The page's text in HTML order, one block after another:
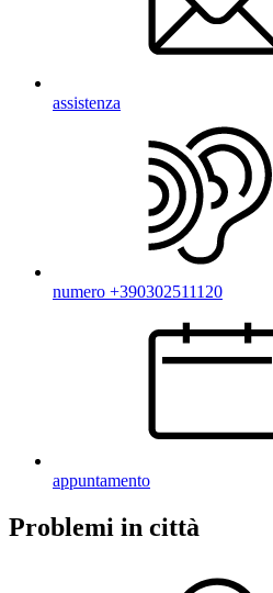
assistenza
numero +390302511120
appuntamento
Problemi in città